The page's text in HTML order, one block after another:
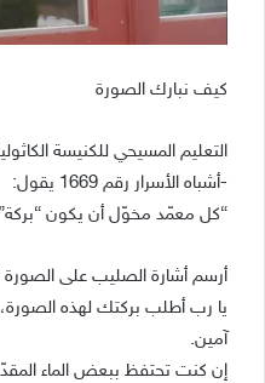
كيف نبارك الصورة
التعليم المسيحي للكنيسة
-أشباه الأسرار رقم 1669 يقول:
“كل معمّد مخوّل أن يكون “بركة”
أرسم أشارة الصليب على الصورة
يا رب أطلب بركتك لهذه
آمين.
إن كنت تحتفظ ببعض الماء